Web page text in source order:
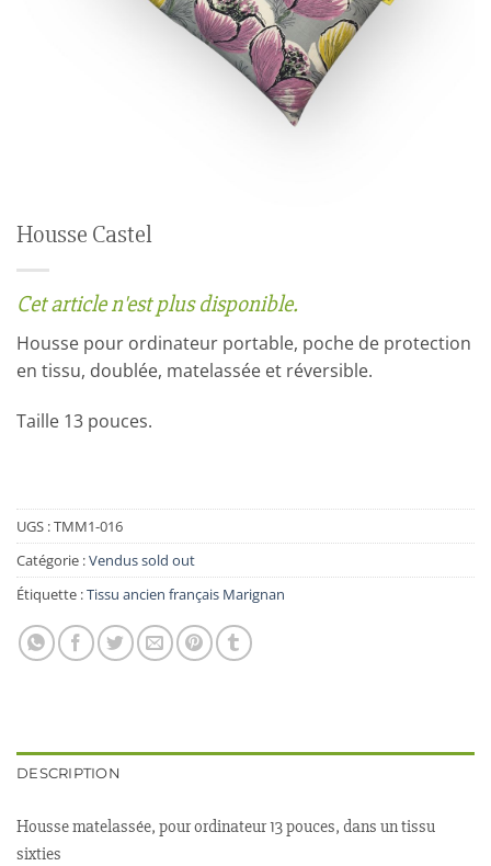
Housse Castel
Cet article n'est plus disponible.
Housse pour ordinateur portable, poche de protection
en tissu, doublée, matelassée et réversible.
Taille 13 pouces.
UGS :TMM1-016
Catégorie :Vendus sold out
Étiquette :Tissu ancien français Marignan
DESCRIPTION
Housse matelassée, pour ordinateur 13 pouces, dans un tissu
sixties